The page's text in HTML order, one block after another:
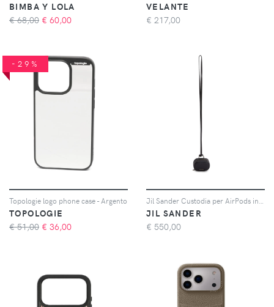
BIMBA Y LOLA
€ 68,00 € 60,00
VELANTE
€ 217,00
-29%
Topologie logo phone case - Argento
TOPOLOGIE
€ 51,00 € 36,00
JIL SANDER
€ 550,00